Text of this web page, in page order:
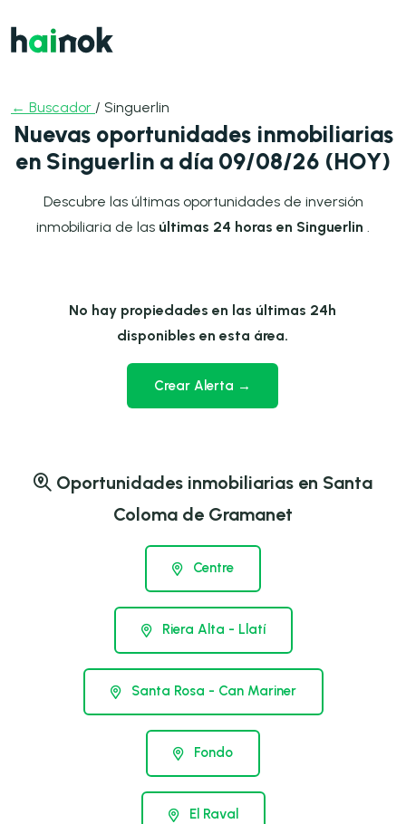
← Buscador / Singuerlin
Nuevas oportunidades inmobiliarias
en Singuerlin a día 09/08/26 (HOY)
Descubre las últimas oportunidades de inversión
inmobiliaria de las últimas 24 horas en Singuerlin
No hay propiedades en las últimas 24h
disponibles en esta área.
Crear Alerta →
Oportunidades inmobiliarias en Santa
Coloma de Gramanet
Centre
Riera Alta - Llatí
Santa Rosa - Can Mariner
Fondo
El Raval